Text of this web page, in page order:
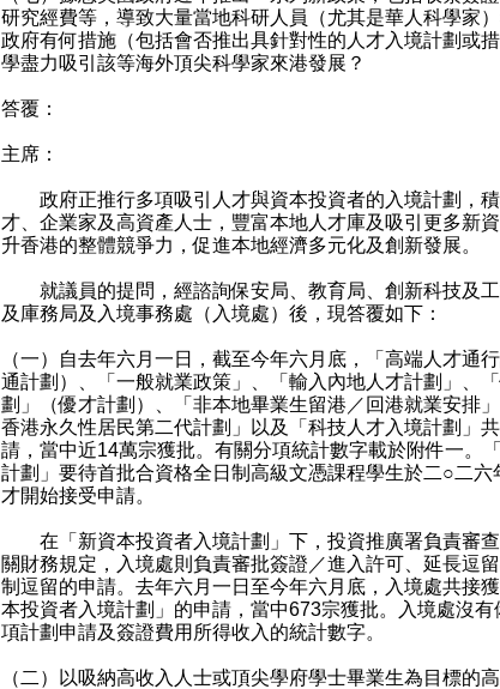
研究經費等，導致大量當地科研人員（尤其是華人科學家）
政府有何措施（包括會否推出具針對性的人才入境計劃或
學盡力吸引該等海外頂尖科學家來港發展？
答覆：
主席：
政府正推行多項吸引人才與資本投資者的入境計劃，積
才、企業家及高資產人士，豐富本地人才庫及吸引更多新
升香港的整體競爭力，促進本地經濟多元化及創新發展。
就議員的提問，經諮詢保安局、教育局、創新科技及工
及庫務局及入境事務處（入境處）後，現答覆如下：
（一）自去年六月一日，截至今年六月底，「高端人才通
通計劃）、「一般就業政策」、「輸入內地人才計劃」、
劃」（優才計劃）、「非本地畢業生留港／回港就業安排
香港永久性居民第二代計劃」以及「科技人才入境計劃」
請，當中近14萬宗獲批。有關分項統計數字載於附件一。
計劃」要待首批合資格全日制高級文憑課程學生於二○二六
才開始接受申請。
在「新資本投資者入境計劃」下，投資推廣署負責審
關財務規定，入境處則負責審批簽證‍／進入許可、延長逗
制逗留的申請。去年六月一日至今年六月底，入境處共接
本投資者入境計劃」的申請，當中673宗獲批。入境處沒有
項計劃申請及簽證費用所得收入的統計數字。
（二）以吸納高收入人士或頂尖學府學士畢業生為目標的